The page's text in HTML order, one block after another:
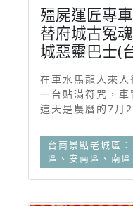
殭屍運匠專
替府城古冤
城惡靈巴士(
在車水馬龍人來
一台貼滿符咒，車
這天是農曆的7月
台南景點老城區
區、安南區、南區